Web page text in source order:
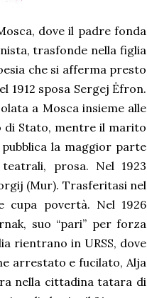
dove il padre fonda
trasfonde nella figlia
che si afferma presto
1912 sposa Sergej Ėfron.
a Mosca insieme alle
di Stato, mentre il marito
la maggior parte
prosa. Nel 1923
(Mur). Trasferitasi nel
cupa povertà. Nel 1926
suo “pari” per forza
rientrano in URSS, dove
arrestato e fucilato, Alja
nella cittadina tatara di